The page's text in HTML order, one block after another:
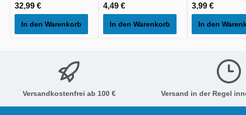
32,99 €
In den Warenkorb
4,49 €
In den Warenkorb
3,99 €
In den
Versandkostenfrei ab 100 € Versand in der Regel